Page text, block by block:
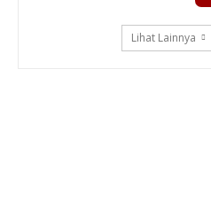
Lihat Lainnya